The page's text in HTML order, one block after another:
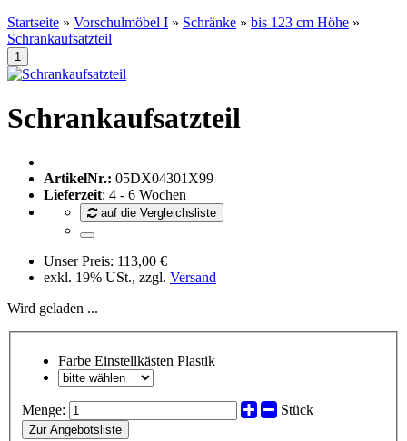
Startseite » Vorschulmöbel I » Schränke » bis 123 cm Höhe »
Schrankaufsatzteil
Schrankaufsatzteil
ArtikelNr.: 05DX04301X99
Lieferzeit: 4 - 6 Wochen
auf die Vergleichsliste
Unser Preis: 113,00 €
exkl. 19% USt., zzgl. Versand
Wird geladen ...
Farbe Einstellkästen Plastik
Menge: Stück
Zur Angebotsliste